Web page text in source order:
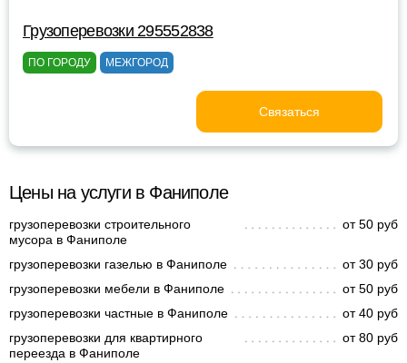
Грузоперевозки 295552838
ПО ГОРОДУ МЕЖГОРОД
Связаться
Цены на услуги в Фаниполе
грузоперевозки строительного
мусора в Фаниполе
от 50 руб
грузоперевозки газелью в Фаниполе
от 30 руб
грузоперевозки мебели в Фаниполе
от 50 руб
грузоперевозки частные в Фаниполе
от 40 руб
грузоперевозки для квартирного
переезда в Фаниполе
от 80 руб